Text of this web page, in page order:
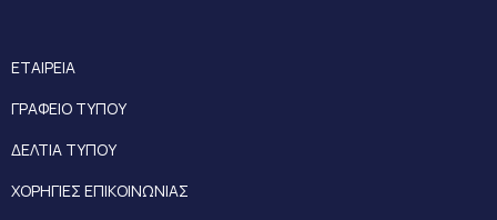
ΕΤΑΙΡΕΙΑ
ΓΡΑΦΕΙΟ ΤΥΠΟΥ
ΔΕΛΤΙΑ ΤΥΠΟΥ
ΧΟΡΗΓΙΕΣ ΕΠΙΚΟΙΝΩΝΙΑΣ